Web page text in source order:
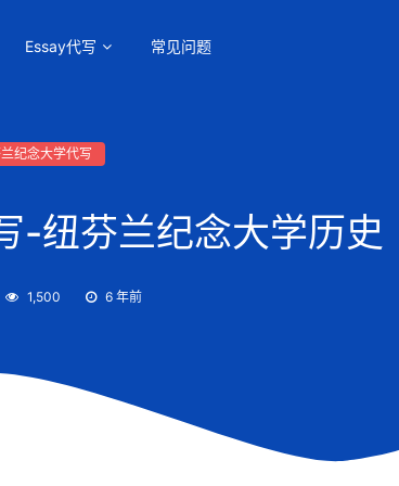
Essay代写 常见问题
纪念大学代写
-纽芬兰纪念大学历史
1,500 6 年前